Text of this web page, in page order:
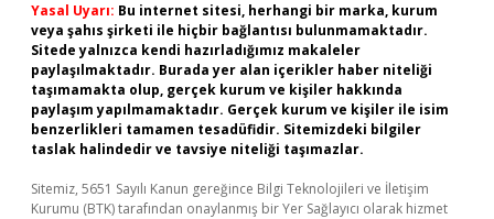
Yasal Uyarı: Bu internet sitesi, herhangi bir marka, kurum
veya şahıs şirketi ile hiçbir bağlantısı bulunmamaktadır.
Sitede yalnızca kendi hazırladığımız makaleler
paylaşılmaktadır. Burada yer alan içerikler haber niteliği
taşımamakta olup, gerçek kurum ve kişiler hakkında
paylaşım yapılmamaktadır. Gerçek kurum ve kişiler ile isim
benzerlikleri tamamen tesadüfidir. Sitemizdeki bilgiler
taslak halindedir ve tavsiye niteliği taşımazlar.
Sitemiz, 5651 Sayılı Kanun gereğince Bilgi Teknolojileri ve İletişim
Kurumu (BTK) tarafından onaylanmış bir Yer Sağlayıcı olarak hizmet